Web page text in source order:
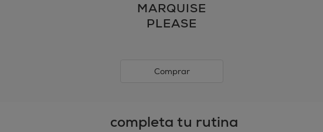
MARQUISE
PLEASE
Comprar
completa tu rutina